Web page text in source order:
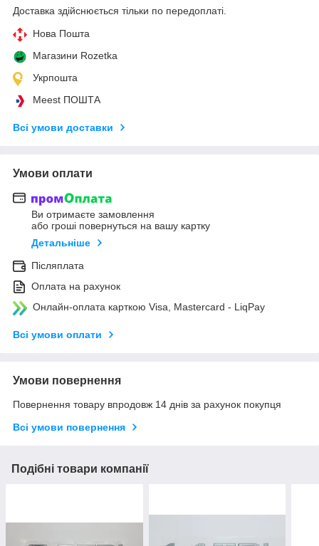
Доставка здійснюється тільки по передоплаті.
Нова Пошта
Магазини Rozetka
Укрпошта
Meest ПОШТА
Всі умови доставки
Умови оплати
Ви отримаєте замовлення
або гроші повернуться на вашу картку
Детальніше
Післяплата
Оплата на рахунок
Онлайн-оплата карткою Visa, Mastercard - LiqPay
Всі умови оплати
Умови повернення
Повернення товару впродовж 14 днів за рахунок покупця
Всі умови повернення
Подібні товари компанії